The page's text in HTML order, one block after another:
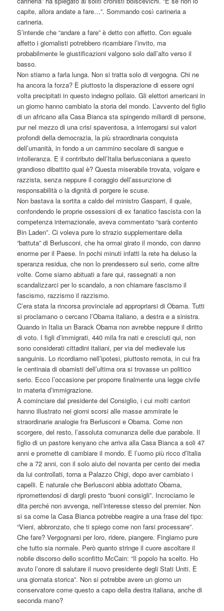
capite, allora andate a fare…”. Sommando così carineria a
carineria.
S’intende che “andare a fare” è detto con affetto. Con eguale
affetto i giornalisti potrebbero ricambiare l’invito, ma
probabilmente le giustificazioni valgono solo dall’alto verso il
basso.
Non stiamo a farla lunga. Non si tratta solo di vergogna. Chi ne
ha ancora la forza? È piuttosto la disperazione di essere ogni
volta precipitati in questo indegno pollaio. Gli elettori americani in
un giorno hanno cambiato la storia del mondo. L’avvento del figlio
di un africano alla Casa Bianca sta spingendo miliardi di persone,
pur nel mezzo di una crisi spaventosa, a interrogarsi sui valori
profondi della democrazia, la più straordinaria conquista
dell’umanità, in fondo a un cammino secolare di sangue e
intolleranza. E il contributo dell’Italia berlusconiana a questo
grandioso dibattito qual è? Questa miserabile trovata, volgare e
razzista, senza neppure il coraggio dell’assunzione di
responsabilità o la dignità di porgere le scuse.
Non bastava la sortita a caldo del ministro Gasparri, il quale,
confondendo le proprie ossessioni di ex fanatico fascista con la
competenza internazionale, aveva commentato “sarà contento
Bin Laden”. Ci voleva pure lo strazio supplementare della
“battuta” di Berlusconi, che ha ormai girato il mondo, con danno
enorme per il Paese. In pochi minuti infatti la rete ha deluso la
speranza residua, che non lo prendessero sul serio, come altre
volte. Come siamo abituati a fare qui, rassegnati a non
scandalizzarci per lo scandalo, a non chiamare fascismo il
fascismo, razzismo il razzismo.
C’era stata la rincorsa provinciale ad appropriarsi di Obama. Tutti
si proclamano o cercano l’Obama italiano, a destra e a sinistra.
Quando in Italia un Barack Obama non avrebbe neppure il diritto
di voto. I figli d’immigrati, 440 mila fra nati e cresciuti qui, non
sono considerati cittadini italiani, per via del medievale ius
sanguinis. Lo ricordiamo nell’ipotesi, piuttosto remota, in cui fra
le centinaia di obamisti dell’ultima ora si trovasse un politico
serio. Ecco l’occasione per proporre finalmente una legge civile
in materia d’immigrazione.
A cominciare dal presidente del Consiglio, i cui molti cantori
hanno illustrato nei giorni scorsi alle masse ammirate le
straordinarie analogie fra Berlusconi e Obama. Come non
scorgere, del resto, l’assoluta comunanza delle due parabole. Il
figlio di un pastore kenyano che arriva alla Casa Bianca a soli 47
anni e promette di cambiare il mondo. E l’uomo più ricco d’Italia
che a 72 anni, con il solo aiuto del novanta per cento dei media
da lui controllati, torna a Palazzo Chigi, dopo aver cambiato i
capelli. È naturale che Berlusconi abbia adottato Obama,
ripromettendosi di dargli presto “buoni consigli”. Incrociamo le
dita perché non avvenga, nell’interesse stesso del premier. Non
si sa come la Casa Bianca potrebbe reagire a una frase del tipo:
“Vieni, abbronzato, che ti spiego come non farsi processare”.
Che fare? Vergognarsi per loro, ridere, piangere. Fingiamo pure
che tutto sia normale. Però quanto stringe il cuore ascoltare il
nobile discorso dello sconfitto McCain: “Il popolo ha scelto. Ho
avuto l’onore di salutare il nuovo presidente degli Stati Uniti. È
una giornata storica”. Non si potrebbe avere un giorno un
conservatore come questo a capo della destra italiana, anche di
seconda mano?